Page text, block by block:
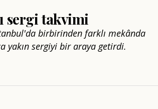
sergi takvimi
birbirinden farklı mekânda
yakın sergiyi bir araya getirdi.